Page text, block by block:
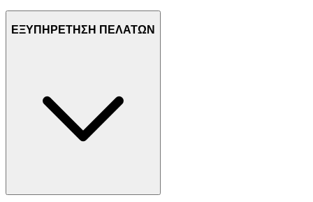
ΕΞΥΠΗΡΕΤΗΣΗ ΠΕΛΑΤΩΝ